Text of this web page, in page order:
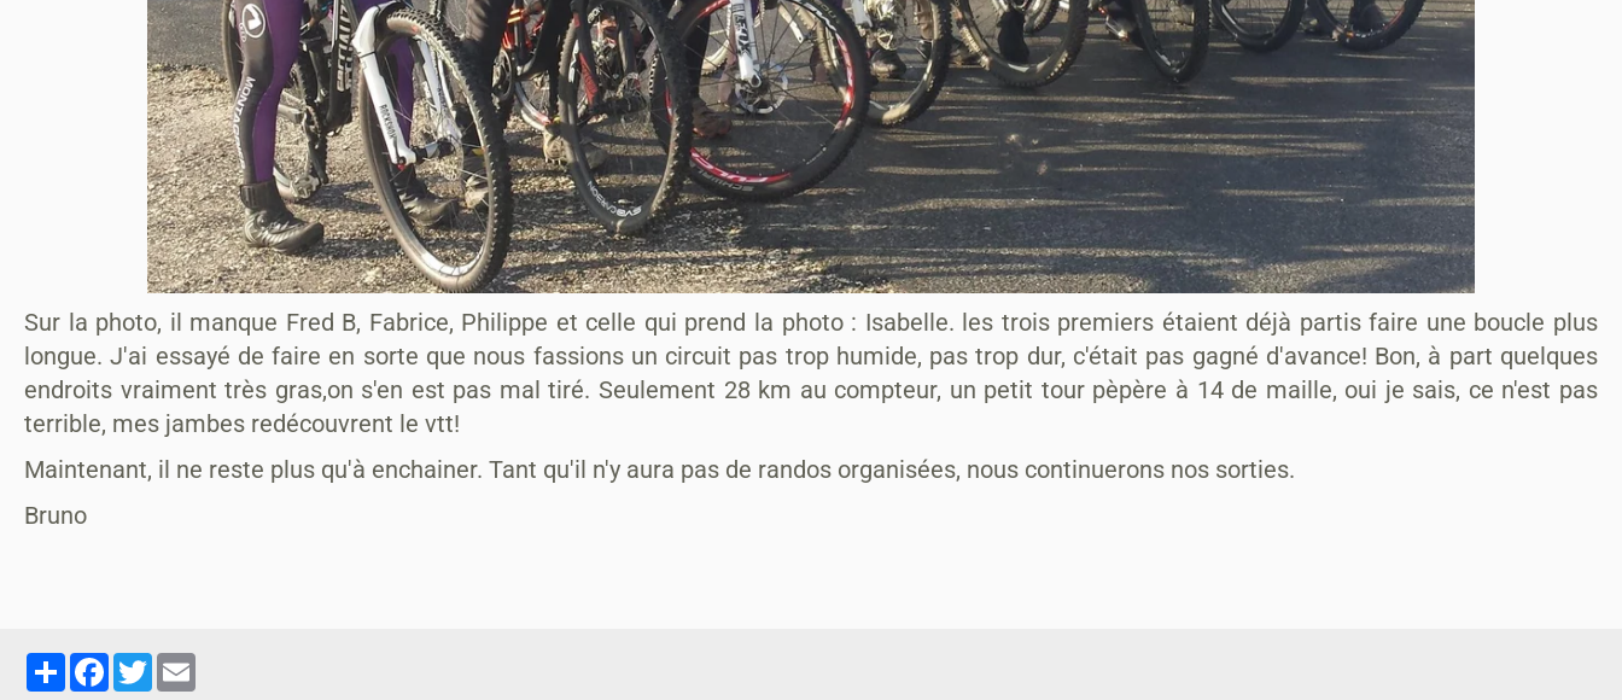
Sur la photo, il manque Fred B, Fabrice, Philippe et celle qui prend la photo : Isabelle. les trois premiers étaient déjà partis faire une boucle plus
longue. J'ai essayé de faire en sorte que nous fassions un circuit pas trop humide, pas trop dur, c'était pas gagné d'avance! Bon, à part quelques
endroits vraiment très gras,on s'en est pas mal tiré. Seulement 28 km au compteur, un petit tour pèpère à 14 de maille, oui je sais, ce n'est pas
terrible, mes jambes redécouvrent le vtt!
Maintenant, il ne reste plus qu'à enchainer. Tant qu'il n'y aura pas de randos organisées, nous continuerons nos sorties.
Bruno
PartagerFacebook
Twitter